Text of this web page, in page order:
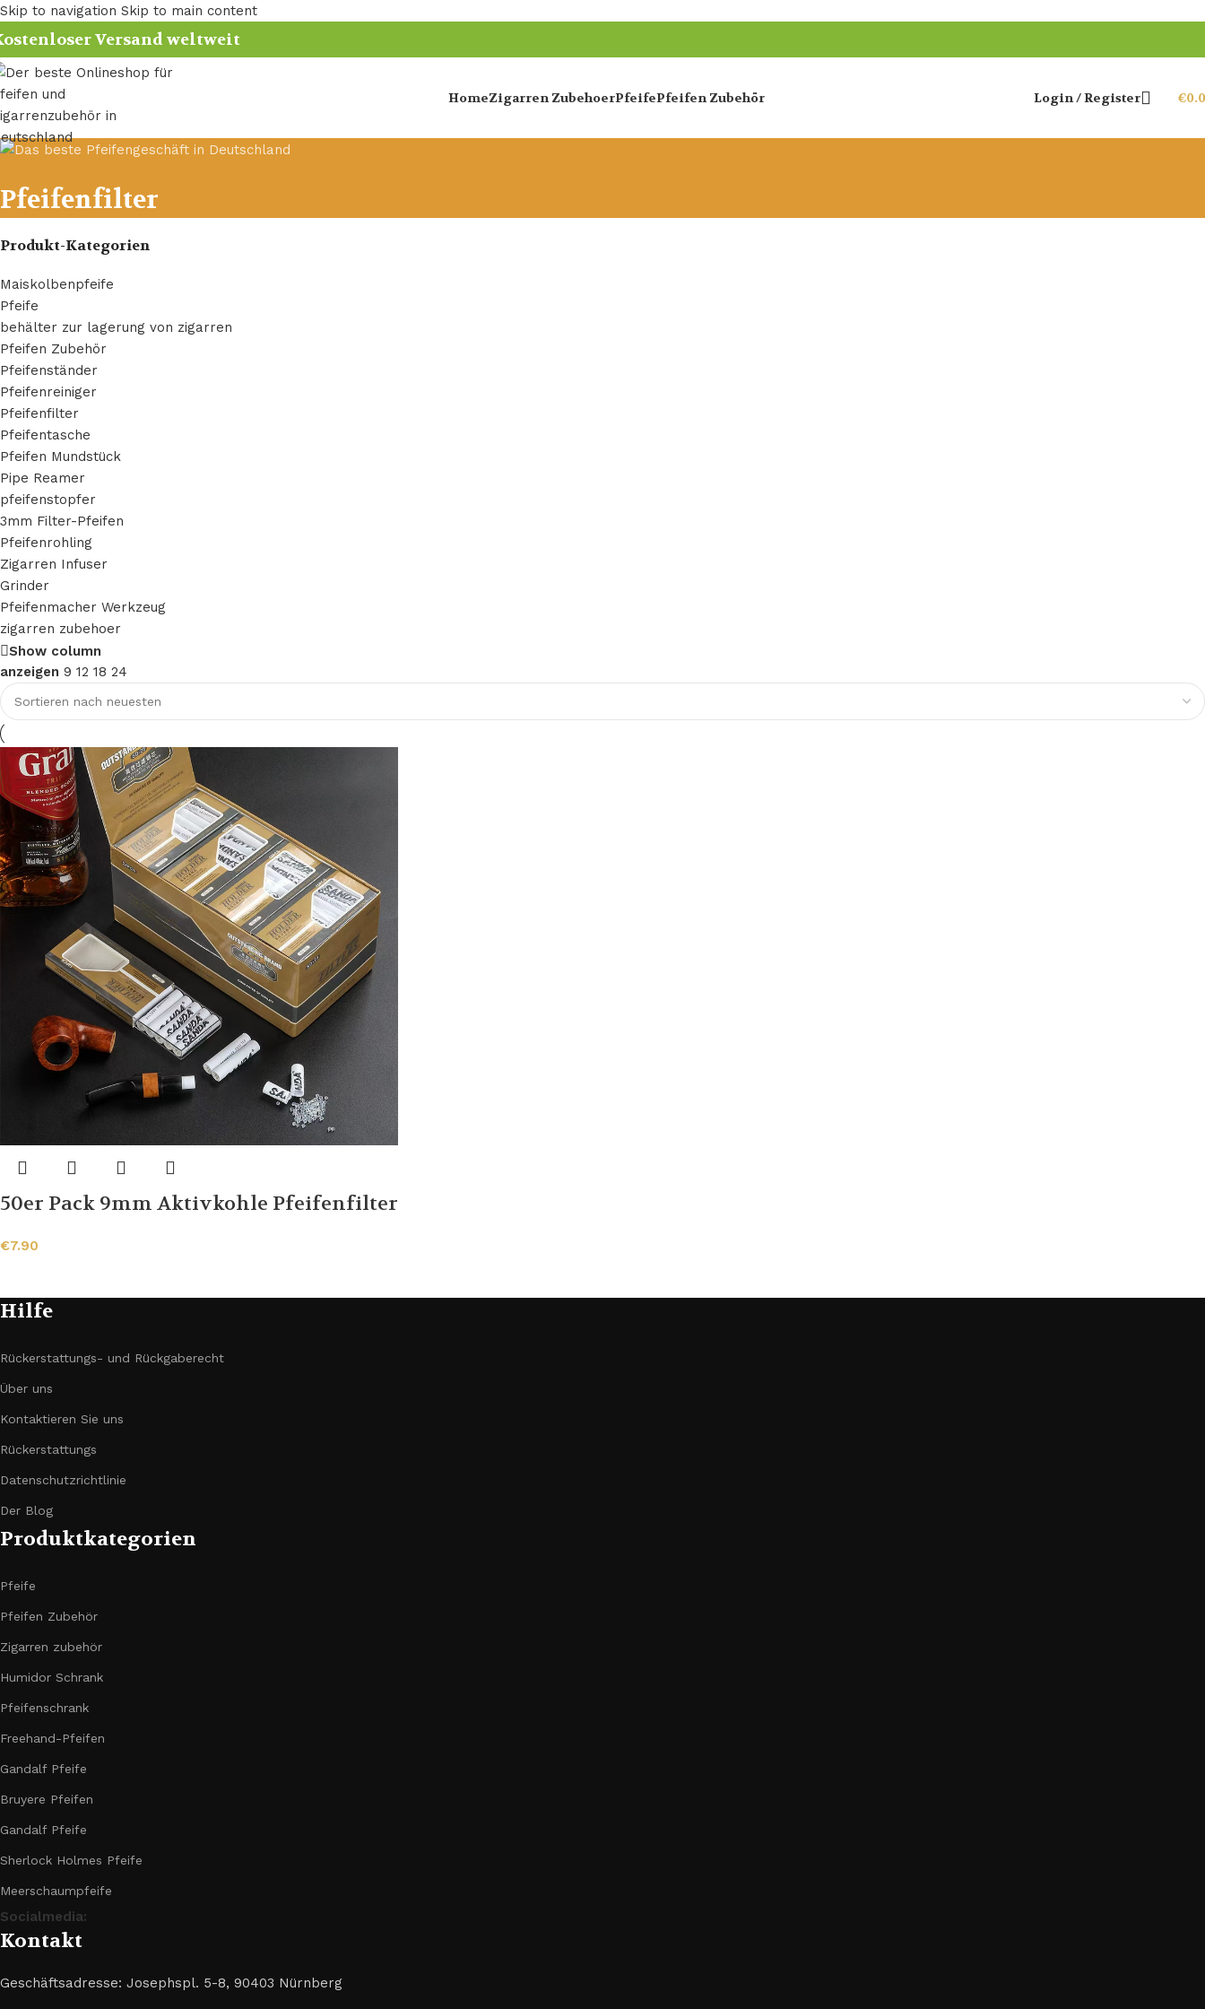
Skip to navigation Skip to main content
Versand weltweit
HomeZigarren ZubehoerPfeifePfeifen Zubehör Login / Register €
Pfeifenfilter
Produkt-Kategorien
Maiskolbenpfeife
Pfeife
behälter zur lagerung von zigarren​
Pfeifen Zubehör
Pfeifenständer
Pfeifenreiniger
Pfeifenfilter
Pfeifentasche
Pfeifen Mundstück
Pipe Reamer
pfeifenstopfer
3mm Filter-Pfeifen
Pfeifenrohling
Zigarren Infuser
Grinder
Pfeifenmacher Werkzeug
zigarren zubehoer
Show column
anzeigen 9 12 18 24
50er Pack 9mm Aktivkohle Pfeifenfilter
€7.90
Hilfe
Rückerstattungs- und Rückgaberecht
Über uns
Kontaktieren Sie uns
Rückerstattungs
Datenschutzrichtlinie
Der Blog
Produktkategorien
Pfeife
Pfeifen Zubehör
Zigarren zubehör
Humidor Schrank
Pfeifenschrank
Freehand-Pfeifen
Gandalf Pfeife
Bruyere Pfeifen
Gandalf Pfeife
Sherlock Holmes Pfeife
Meerschaumpfeife
Socialmedia:
Kontakt
Geschäftsadresse: Josephspl. 5-8, 90403 Nürnberg